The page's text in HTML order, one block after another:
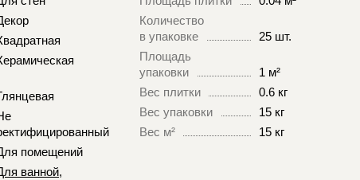
помещений
ванной,
Количество
в упаковке
25 шт.
Площадь
упаковки
1 м²
Вес плитки
0.6 кг
Вес упаковки
15 кг
Вес м²
15 кг